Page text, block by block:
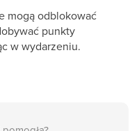
mogą odblokować
punkty
w wydarzeniu.